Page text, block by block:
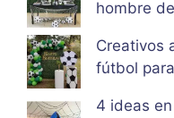
hombre
Creativos
fútbol
4 ideas